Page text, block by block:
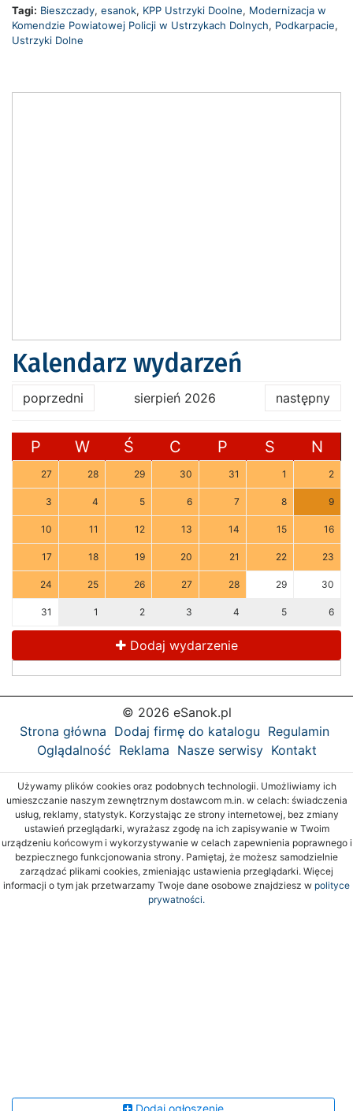
Tagi: Bieszczady, esanok, KPP Ustrzyki Doolne, Modernizacja w
Komendzie Powiatowej Policji w Ustrzykach Dolnych, Podkarpacie,
Ustrzyki Dolne
Kalendarz wydarzeń
poprzedni sierpień 2026 następny
P W Ś C P S N
27 28 29 30 31 1 2
3 4 5 6 7 8 9
10 11 12 13 14 15 16
17 18 19 20 21 22 23
24 25 26 27 28 29 30
31 1 2 3 4 5 6
Dodaj wydarzenie
© 2026 eSanok.pl
Strona główna Dodaj firmę do katalogu Regulamin
Oglądalność Reklama Nasze serwisy Kontakt
Używamy plików cookies oraz podobnych technologii. Umożliwiamy ich
umieszczanie naszym zewnętrznym dostawcom m.in. w celach: świadczenia
usług, reklamy, statystyk. Korzystając ze strony internetowej, bez zmiany
ustawień przeglądarki, wyrażasz zgodę na ich zapisywanie w Twoim
urządzeniu końcowym i wykorzystywanie w celach zapewnienia poprawnego i
bezpiecznego funkcjonowania strony. Pamiętaj, że możesz samodzielnie
zarządzać plikami cookies, zmieniając ustawienia przeglądarki. Więcej
informacji o tym jak przetwarzamy Twoje dane osobowe znajdziesz w polityce
prywatności.
Dodaj ogłoszenie